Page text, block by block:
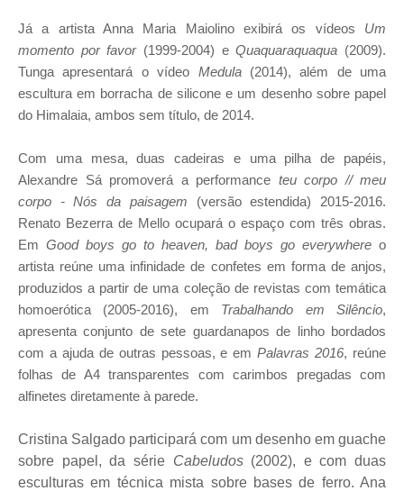
Já a artista Anna Maria Maiolino exibirá os vídeos Um
momento por favor(1999-2004) eQuaquaraquaqua (2009).
Tunga apresentará o vídeo Medula (2014), além de uma
escultura em borracha de silicone e um desenho sobre papel
do Himalaia, ambos sem título, de 2014.
Com uma mesa, duas cadeiras e uma pilha de papéis,
Alexandre Sá promoverá a performance teu corpo // meu
corpo - Nós da paisagem (versão estendida) 2015-2016.
Renato Bezerra de Mello ocupará o espaço com três obras.
Em Good boys go to heaven, bad boys go everywhere o
artista reúne uma infinidade de confetes em forma de anjos,
produzidos a partir de uma coleção de revistas com temática
homoerótica (2005-2016), em Trabalhando em Silêncio,
apresenta conjunto de sete guardanapos de linho bordados
com a ajuda de outras pessoas, e emPalavras 2016, reúne
folhas de A4 transparentes com carimbos pregadas com
alfinetes diretamente à parede.
Cristina Salgado participará com um desenho em guache
sobre papel, da série Cabeludos(2002), e com duas
esculturas em técnica mista sobre bases de ferro. Ana